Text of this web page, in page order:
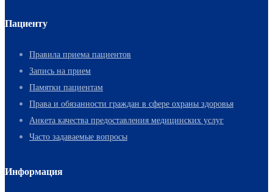
Пациенту
Правила приема пациентов
Запись на прием
Памятки пациентам
Права и обязанности граждан в сфере охраны здоровья
Анкета качества предоставления медицинских услуг
Часто задаваемые вопросы
Информация